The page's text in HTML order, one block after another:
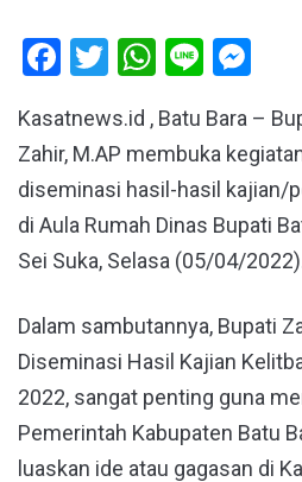
Facebook
TwitterLine
Kasatnews.id , Batu Bara –
Zahir, M.AP membuka
diseminasi hasil-hasil kajian/
di Aula Rumah Dinas Bupati
Sei Suka, Selasa (05/04/
Dalam sambutannya, Bupati
Diseminasi Hasil Kajian
2022, sangat penting guna
Pemerintah Kabupaten Batu
luaskan ide atau gagasan di